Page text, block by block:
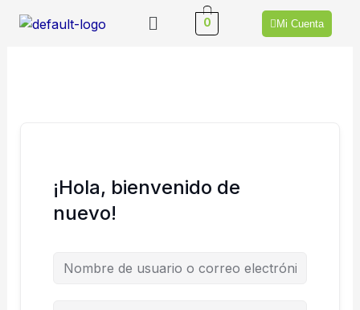
Menú 0 Mi Cuenta
¡Hola, bienvenido de
nuevo!